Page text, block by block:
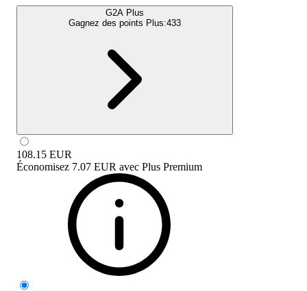
G2A Plus
Gagnez des points Plus:433
108.15 EUR
Économisez 7.07 EUR avec Plus Premium